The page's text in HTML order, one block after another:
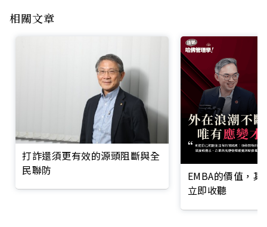
相關文章
打詐還須更有效的源頭阻斷與全
民聯防
EMBA的價值，
立即收聽